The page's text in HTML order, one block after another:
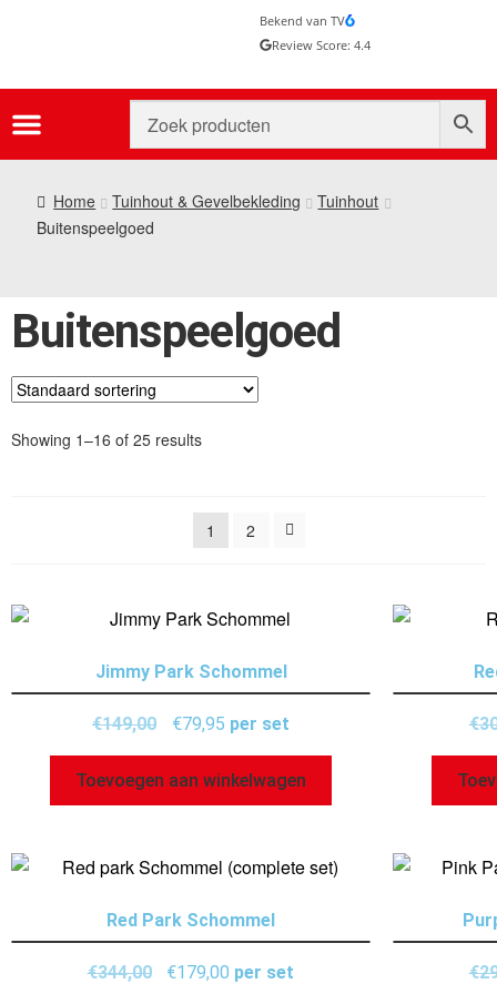
Bekend van TV
Review Score: 4.4
Home Tuinhout & Gevelbekleding
Tuinhout
Buitenspeelgoed
Buitenspeelgoed
Showing 1–16 of 25 results
1 2
Jimmy Park Schommel
€149,00 €79,95 per set
Toevoegen aan winkelwagen
€
Red Park Schommel
€344,00 €179,00 per set €